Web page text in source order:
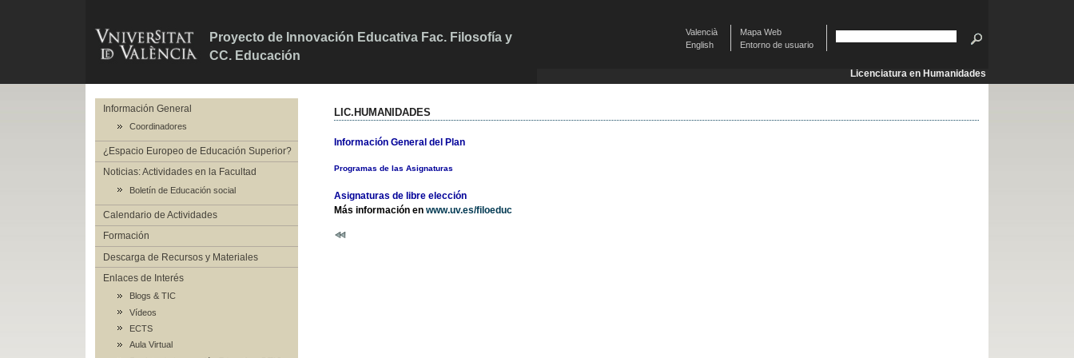
Proyecto de Innovación Educativa Fac. Filosofía y
CC. Educación
Mapa Web
Entorno de usuario
Valencià
English
Licenciatura en Humanidades
Información General
Coordinadores
¿Espacio Europeo de Educación Superior?
Noticias: Actividades en la Facultad
Boletín de Educación social
Calendario de Actividades
Formación
Descarga de Recursos y Materiales
Enlaces de Interés
Blogs & TIC
Vídeos
ECTS
Aula Virtual
LIC.HUMANIDADES
Información General del Plan
Programas de las Asignaturas
Asignaturas de libre elección
Más información en www.uv.es/filoeduc